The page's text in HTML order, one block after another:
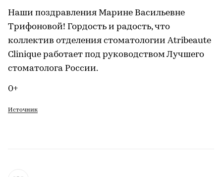
Наши поздравления Марине Васильевне
Трифоновой! Гордость и радость, что
коллектив отделения стоматологии Atribeaute
Clinique работает под руководством Лучшего
стоматолога России.
0+
Источник